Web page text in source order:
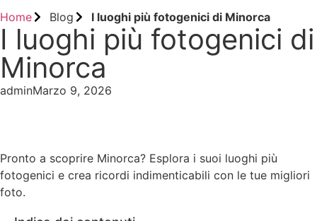
Home Blog I luoghi più fotogenici di Minorca
I luoghi più fotogenici di
Minorca
adminMarzo 9, 2026
Pronto a scoprire Minorca? Esplora i suoi luoghi più
fotogenici e crea ricordi indimenticabili con le tue migliori
foto.